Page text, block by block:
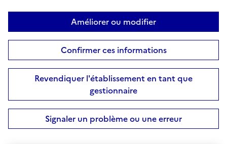
Améliorer ou modifier
Confirmer ces informations
Revendiquer l'établissement en tant que
gestionnaire
Signaler un problème ou une erreur